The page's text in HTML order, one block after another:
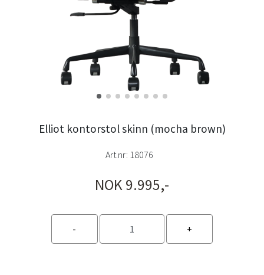
Elliot kontorstol skinn (mocha brown)
Art.nr: 18076
NOK 9.995,-